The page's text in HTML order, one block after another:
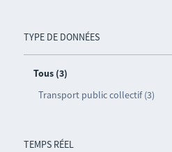
TYPE DE DONNÉES
Tous (3)
Transport public collectif (3)
TEMPS RÉEL